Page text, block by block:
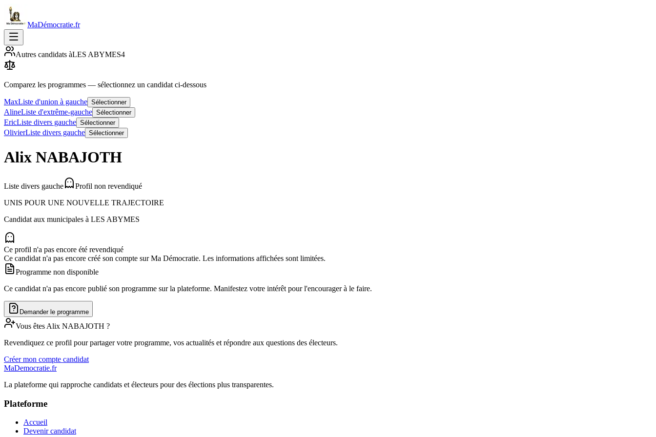
MaDémocratie.fr
Autres candidats àLES ABYMES4
Comparez les programmes — sélectionnez un candidat ci-dessous
MaxListe d'union à gauche Sélectionner
AlineListe d'extrême-gauche Sélectionner
EricListe divers gauche Sélectionner
OlivierListe divers gauche Sélectionner
Alix NABAJOTH
Liste divers gauche
Profil non revendiqué
UNIS POUR UNE NOUVELLE TRAJECTOIRE
Candidat aux municipales à LES ABYMES
Ce profil n'a pas encore été revendiqué
Ce candidat n'a pas encore créé son compte sur Ma Démocratie. Les informations affichées sont limitées.
Programme non disponible
Ce candidat n'a pas encore publié son programme sur la plateforme. Manifestez votre intérêt pour l'encourager à le faire.
Demander le programme
Vous êtes Alix NABAJOTH ?
Revendiquez ce profil pour partager votre programme, vos actualités et répondre aux questions des électeurs.
Créer mon compte candidat
MaDemocratie.fr
La plateforme qui rapproche candidats et électeurs pour des élections plus transparentes.
Plateforme
Accueil
Devenir candidat